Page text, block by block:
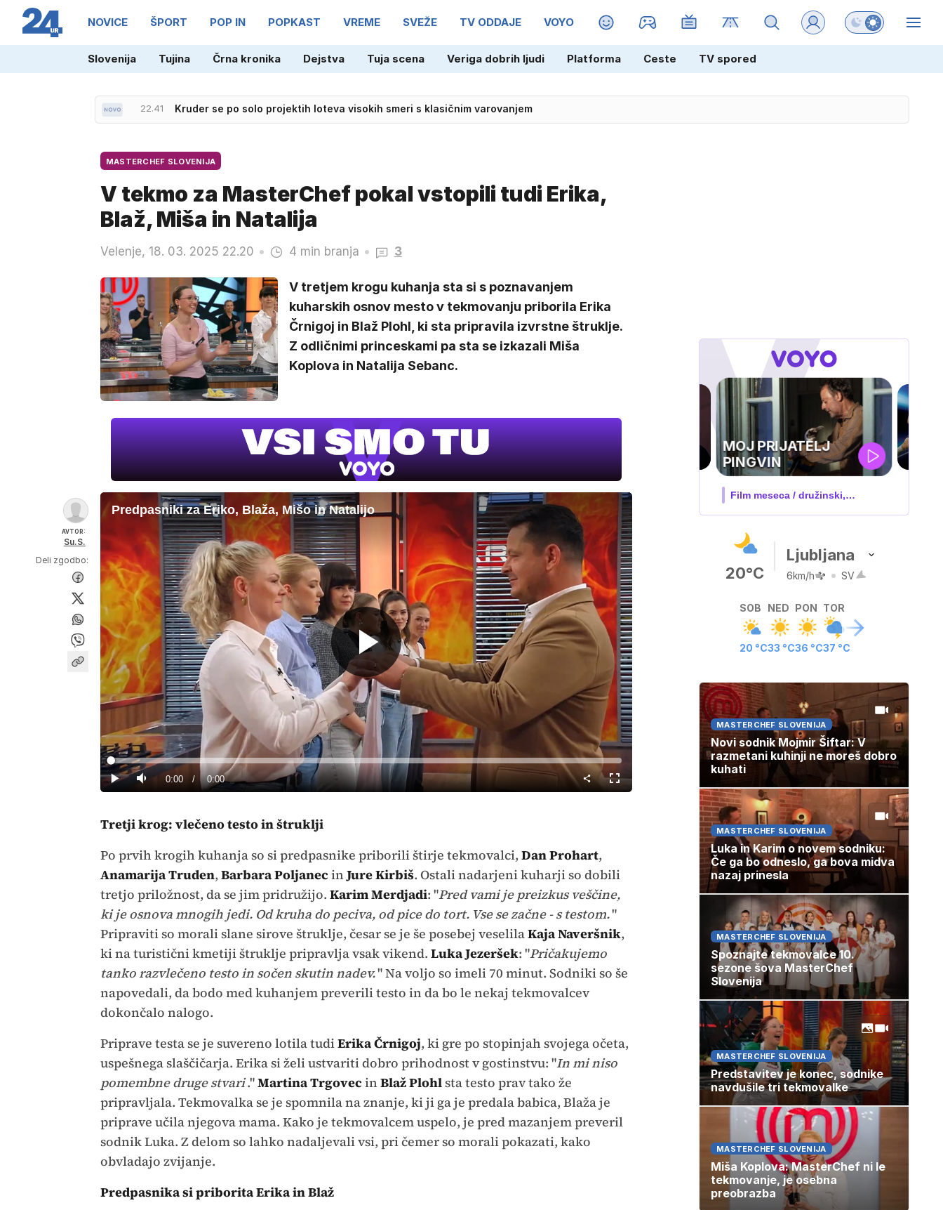
NOVICE ŠPORT POP IN POPKAST VREME SVEŽE TV ODDAJE VOYO MAGAZIN Preklopi barvni
Slovenija Tujina Črna kronika Dejstva Tuja scena Veriga dobrih ljudi Platforma Ceste TV spored
22.41 Kruder se po solo projektih loteva visokih smeri s klasičnim varovanjem
Donostia za nemškega filmskega ustvarjalca Wernerja Herzoga
MASTERCHEF SLOVENIJA
V tekmo za MasterChef pokal vstopili tudi Erika,
Blaž, Miša in Natalija
Velenje, 18. 03. 2025 22.20 4 min branja 3
V tretjem krogu kuhanja sta si s poznavanjem
kuharskih osnov mesto v tekmovanju priborila Erika
Črnigoj in Blaž Plohl, ki sta pripravila izvrstne štruklje.
Z odličnimi princeskami pa sta se izkazali Miša
Koplova in Natalija Sebanc.
AVTOR:
Su.S.
Deli zgodbo:
Predpasniki za Eriko, Blaža, Mišo in Natalijo
Predvajaj
PredvajajTiho Current
0:00 / Duration
0:00
Loaded:
0%
Celozaslonski
način
Tretji krog: vlečeno testo in štruklji
Po prvih krogih kuhanja so si predpasnike priborili štirje tekmovalci, Dan Prohart,
Anamarija Truden, Barbara Poljanec inJure Kirbiš. Ostali nadarjeni kuharji so dobili
tretjo priložnost, da se jim pridružijo. Karim Merdjadi: "Pred vami je preizkus veščine,
ki je osnova mnogih jedi. Od kruha do peciva, od pice do tort. Vse se začne - s testom."
Pripraviti so morali slane sirove štruklje, česar se je še posebej veselilaKaja Naveršnik,
ki na turistični kmetiji štruklje pripravlja vsak vikend. Luka Jezeršek: "Pričakujemo
tanko razvlečeno testo in sočen skutin nadev." Na voljo so imeli 70 minut. Sodniki so še
napovedali, da bodo med kuhanjem preverili testo in da bo le nekaj tekmovalcev
dokončalo nalogo.
Priprave testa se je suvereno lotila tudiErika Črnigoj, ki gre po stopinjah svojega očeta,
uspešnega slaščičarja. Erika si želi ustvariti dobro prihodnost v gostinstvu: "In mi niso
pomembne druge stvari."Martina Trgovec inBlaž Plohlsta testo prav tako že
pripravljala. Tekmovalka se je spomnila na znanje, ki ji ga je predala babica, Blaža je
priprave učila njegova mama. Kako je tekmovalcem uspelo, je pred mazanjem preveril
sodnik Luka. Z delom so lahko nadaljevali vsi, pri čemer so morali pokazati, kako
obvladajo zvijanje.
Predpasnika si priborita Erika in Blaž
UEFA
SUPERPOKAL
V živo na VOYO: sreda ob 20.30
20°C
Ljubljana
6km/h SV
SOB
20 °C
NED
33 °C
PON
36 °C
TOR
37 °C
MASTERCHEF SLOVENIJA
Novi sodnik Mojmir Šiftar: V
razmetani kuhinji ne moreš dobro
kuhati
MASTERCHEF SLOVENIJA
Luka in Karim o novem sodniku:
Če ga bo odneslo, ga bova midva
nazaj prinesla
MASTERCHEF SLOVENIJA
Spoznajte tekmovalce 10.
sezone šova MasterChef
Slovenija
MASTERCHEF SLOVENIJA
Predstavitev je konec, sodnike
navdušile tri tekmovalke
MASTERCHEF SLOVENIJA
Miša Koplova: MasterChef ni le
tekmovanje, je osebna
preobrazba